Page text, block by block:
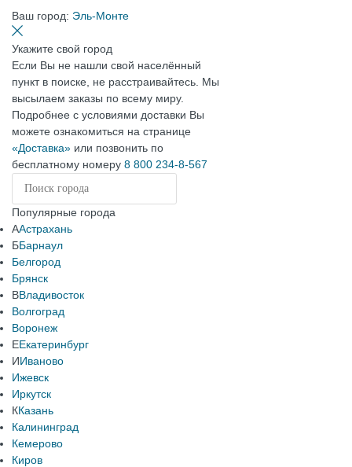
Ваш город: Эль-Монте
Укажите свой город
Если Вы не нашли свой населённый
пункт в поиске, не расстраивайтесь. Мы
высылаем заказы по всему миру.
Подробнее с условиями доставки Вы
можете ознакомиться на странице
«Доставка» или позвонить по
бесплатному номеру 8 800 234-8-567
Популярные города
ААстрахань
ББарнаул
Белгород
Брянск
ВВладивосток
Волгоград
Воронеж
ЕЕкатеринбург
ИИваново
Ижевск
Иркутск
ККазань
Калининград
Кемерово
Киров